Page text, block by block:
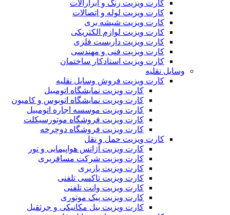
کارت ویزیت رنگ و ابزارآلات
کارت ویزیت لوله و اتصالات
کارت ویزیت شیشه بری
کارت ویزیت لوازم الکتریکی
کارت ویزیت داربست فلزی
کارت ویزیت فنی و مهندسی
کارت ویزیت استادکار ساختمان
وسایل نقلیه
کارت ویزیت فروش وسایل نقلیه
کارت ویزیت نمایشگاه اتومبیل
کارت ویزیت نمایشگاه اتوبوس و کامیون
کارت ویزیت موسسه اجاره اتومبیل
کارت ویزیت فروشگاه موتورسیکلت
کارت ویزیت فروشگاه دوچرخه
کارت ویزیت حمل و نقل
کارت ویزیت آژانس هواپیمایی و تور
کارت ویزیت شرکت مسافربری
کارت ویزیت باربری
کارت ویزیت تاکسی تلفنی
کارت ویزیت وانت تلفنی
کارت ویزیت پیک موتوری
کارت ویزیت بیل مکانیکی و جرثقیل